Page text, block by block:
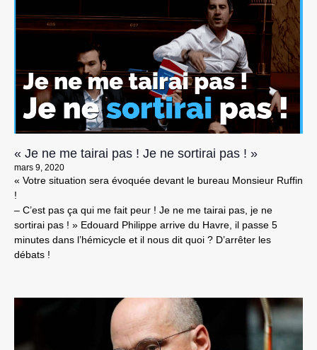
« Je ne me tairai pas ! Je ne sortirai pas ! »
mars 9, 2020
« Votre situation sera évoquée devant le bureau Monsieur Ruffin
!
– C’est pas ça qui me fait peur ! Je ne me tairai pas, je ne
sortirai pas ! » Edouard Philippe arrive du Havre, il passe 5
minutes dans l’hémicycle et il nous dit quoi ? D’arrêter les
débats !